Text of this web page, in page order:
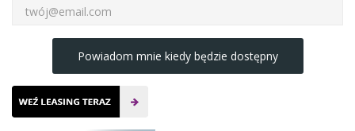
Powiadom mnie kiedy będzie dostępny